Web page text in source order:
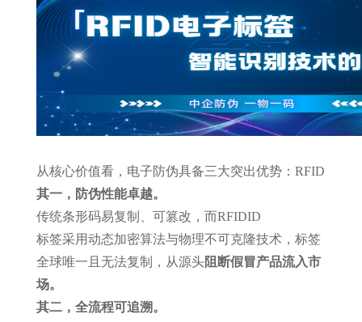
从核心价值看， RFID
电子防伪具备三大突出优势：
其一，防伪性能卓越。
传统条形码易复制、可篡改，而RFID
标签采用动态加密算法与物理不可克隆技术，标签
ID
全球唯一且无法复制，从源头阻断假冒产品流入市
场。
其二，全流程可追溯。